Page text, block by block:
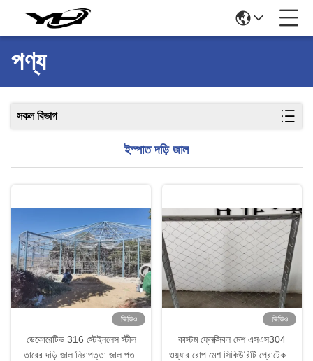
পণ্য
সকল বিভাগ
ইস্পাত দড়ি জাল
ভিডিও
ডেকোরেটিভ 316 স্টেইনলেস স্টীল
তারের দড়ি জাল নিরাপত্তা জাল পতন
ভিডিও
কাস্টম ফ্লেক্সিবল মেশ এসএস304
ওয়্যার রোপ মেশ সিকিউরিটি প্রোটেকশন